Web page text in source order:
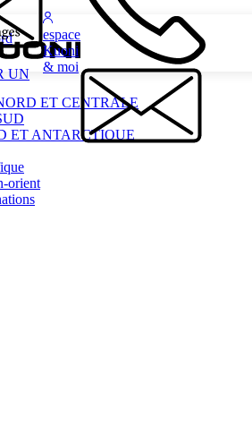
UN
espace
Kuoni
& moi
ET CENTRALE
ET ANTARCTIQUE
orient